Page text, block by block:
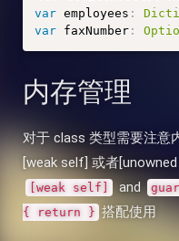
var employees :
var faxNumber :
内存管理
对于 class 类型需要注意
[weak self] 或者
[weak self] and
{ return } 搭配使用